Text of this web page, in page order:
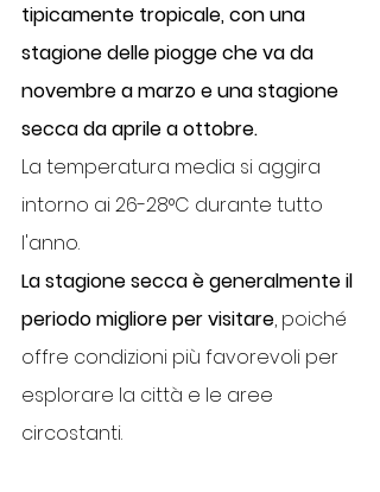
tipicamente tropicale, con una
stagione delle piogge che va da
novembre a marzo e una stagione
secca da aprile a ottobre.
La temperatura media si aggira
intorno ai 26-28°C durante tutto
l'anno.
La stagione secca è generalmente il
periodo migliore per visitare, poiché
offre condizioni più favorevoli per
esplorare la città e le aree
circostanti.